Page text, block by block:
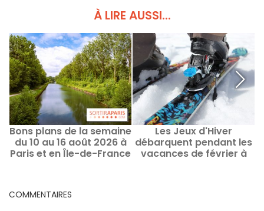
À LIRE AUSSI...
Bons plans de la semaine
du 10 au 16 août 2026 à
Paris et en Île-de-France
Les Jeux d'Hiver
débarquent pendant les
vacances de février à
COMMENTAIRES